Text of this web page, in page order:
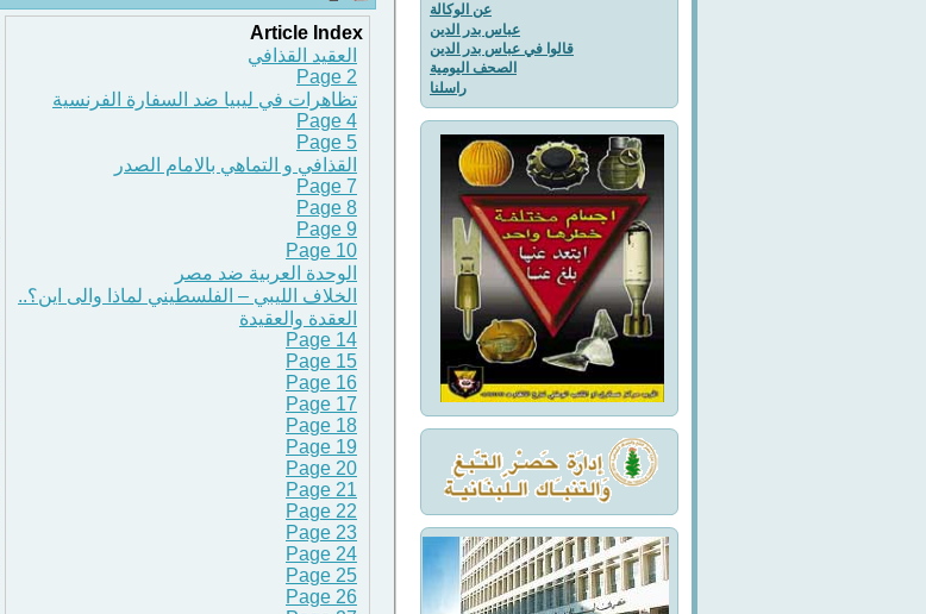
Article Index
العقيد القذافي
Page 2
تظاهرات في ليبيا ضد السفارة الفرنسية
Page 4
Page 5
القذافي و التماهي بالامام الصدر
Page 7
Page 8
Page 9
Page 10
الوحدة العربية ضد مصر
الخلاف الليبي – الفلسطيني لماذا والى اين؟..
العقدة والعقيدة
Page 14
Page 15
Page 16
Page 17
Page 18
Page 19
Page 20
Page 21
Page 22
Page 23
Page 24
Page 25
Page 26
عن الوكالة
عباس بدر الدين
قالوا في عباس بدر الدين
الصحف اليومية
راسلنا